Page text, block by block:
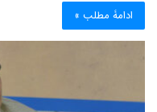
ادامۀ مطلب »